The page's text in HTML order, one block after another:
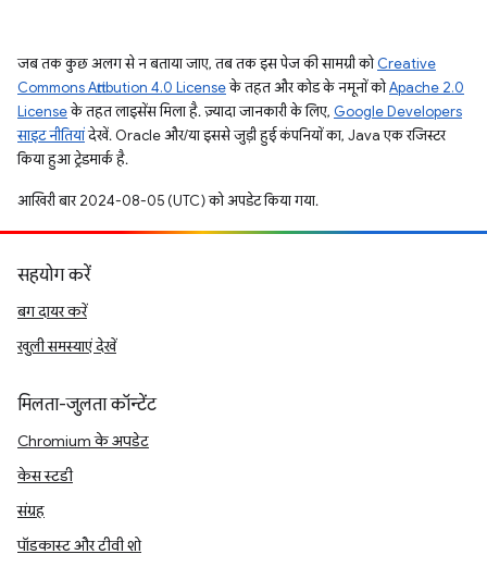
जब तक कुछ अलग से न बताया जाए, तब तक इस पेज की सामग्री कोCreative
Commons Attribution 4.0 Licenseके तहत और कोड के नमूनों कोApache 2.0
Licenseके तहत लाइसेंस मिला है. ज़्यादा जानकारी के लिए, Google Developers
साइट नीतियांदेखें. Oracle और/या इससे जुड़ी हुई कंपनियों का, Java एक रजिस्टर
किया हुआ ट्रेडमार्क है.
आखिरी बार 2024-08-05 (UTC) को अपडेट किया गया.
सहयोग करें
बग दायर करें
खुली समस्याएं देखें
मिलता-जुलता कॉन्टेंट
Chromium के अपडेट
केस स्टडी
संग्रह
पॉडकास्ट और टीवी शो